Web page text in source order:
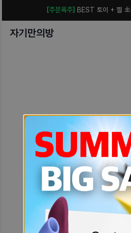
[주문폭주] BEST 토이 + 젤 초
자기만의방
예상치 못한 에